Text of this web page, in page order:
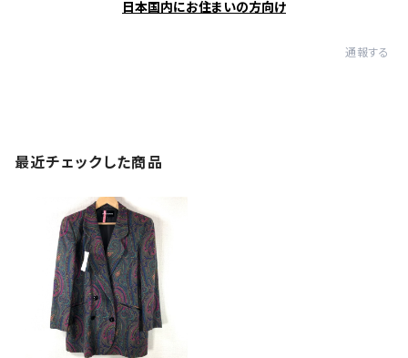
日本国内にお住まいの方向け
通報する
最近チェックした商品